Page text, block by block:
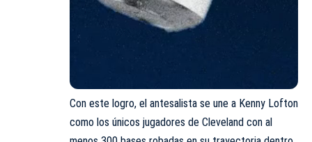
Con este logro, el antesalista se une a Kenny Lofton
como los únicos jugadores de Cleveland con al